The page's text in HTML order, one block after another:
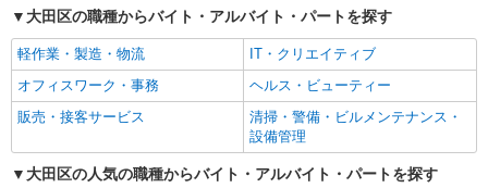
副業・WワークOK
まかない・食事補助
大田区の職種からバイト・アルバイト・パートを探す
軽作業・製造・物流
IT・クリエイティブ
オフィスワーク・事務
ヘルス・ビューティー
販売・接客サービス
清掃・警備・ビルメンテナンス・
設備管理
大田区の人気の職種からバイト・アルバイト・パートを探す